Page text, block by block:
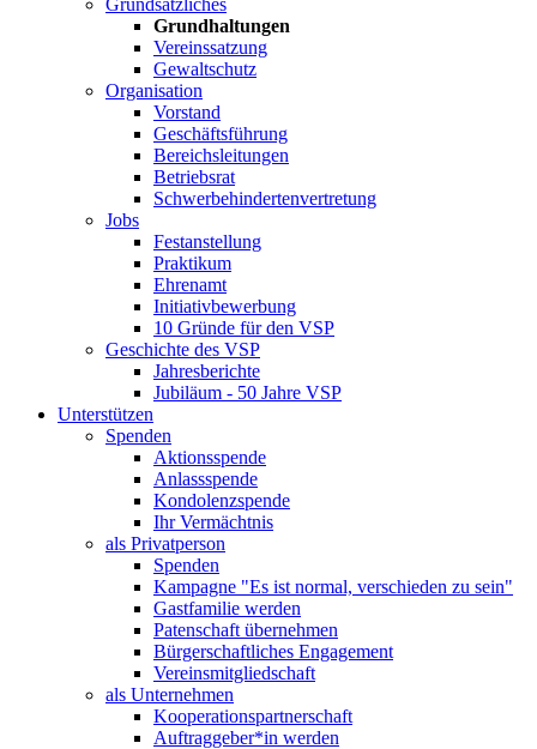
Grundsätzliches
Grundhaltungen
Vereinssatzung
Gewaltschutz
Organisation
Vorstand
Geschäftsführung
Bereichsleitungen
Betriebsrat
Schwerbehindertenvertretung
Jobs
Festanstellung
Praktikum
Ehrenamt
Initiativbewerbung
10 Gründe für den VSP
Geschichte des VSP
Jahresberichte
Jubiläum - 50 Jahre VSP
Unterstützen
Spenden
Aktionsspende
Anlassspende
Kondolenzspende
Ihr Vermächtnis
als Privatperson
Spenden
Kampagne "Es ist normal, verschieden zu sein"
Gastfamilie werden
Patenschaft übernehmen
Bürgerschaftliches Engagement
Vereinsmitgliedschaft
als Unternehmen
Kooperationspartnerschaft
Auftraggeber*in werden